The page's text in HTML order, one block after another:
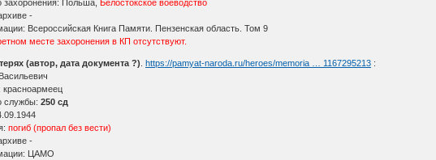
захоронения: Польша, Белостокское воеводство
-
Всероссийская Книга Памяти. Пензенская область. Том 9
месте захоронения в КП отсутствуют.
(автор, дата документа ?) .https://pamyat-naroda.ru/heroes/memoria … 1167295213 :
красноармеец
службы: 250 сд
погиб (пропал без вести)
-
ЦАМО